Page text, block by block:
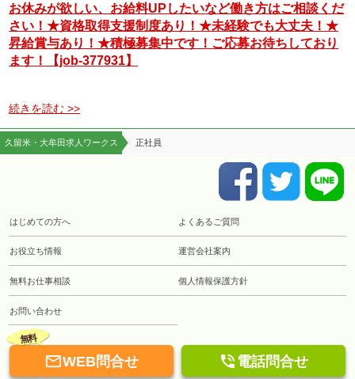
お休みが欲しい、お給料UPしたいなど働き方はご相談くだ
さい！★資格取得支援制度あり！★未経験でも大丈夫！★
昇給賞与あり！★積極募集中です！ご応募お待ちしており
ます！【job-377931】
続きを読む >>
久留米・大牟田求人ワークス 正社員
はじめての方へ よくあるご質問
お役立ち情報 運営会社案内
無料お仕事相談 個人情報保護方針
お問い合わせ
無料
WEB問合せ  電話問合せ